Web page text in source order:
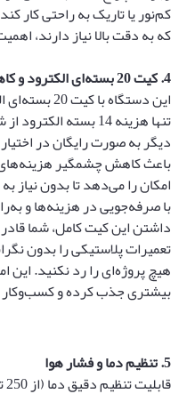
کم‌نور یا تاریک به راحتی کار
که به دقت بالا نیاز دارند،
4. کیت 20 بسته‌ای الکترود و کاهش هزینه‌ها
این دستگاه
دیگر به صورت رایگان در
باعث کاهش چشمگیر
امکان را می‌دهد تا بدون نیاز
با صرفه‌جویی در هزینه‌ها و
داشتن این کیت کامل، شما
تعمیرات پلاستیکی را بدون
هیچ پروژه‌ای را رد نکنید.
بیشتری جذب کرده و
5. تنظیم دما و فشار هوا